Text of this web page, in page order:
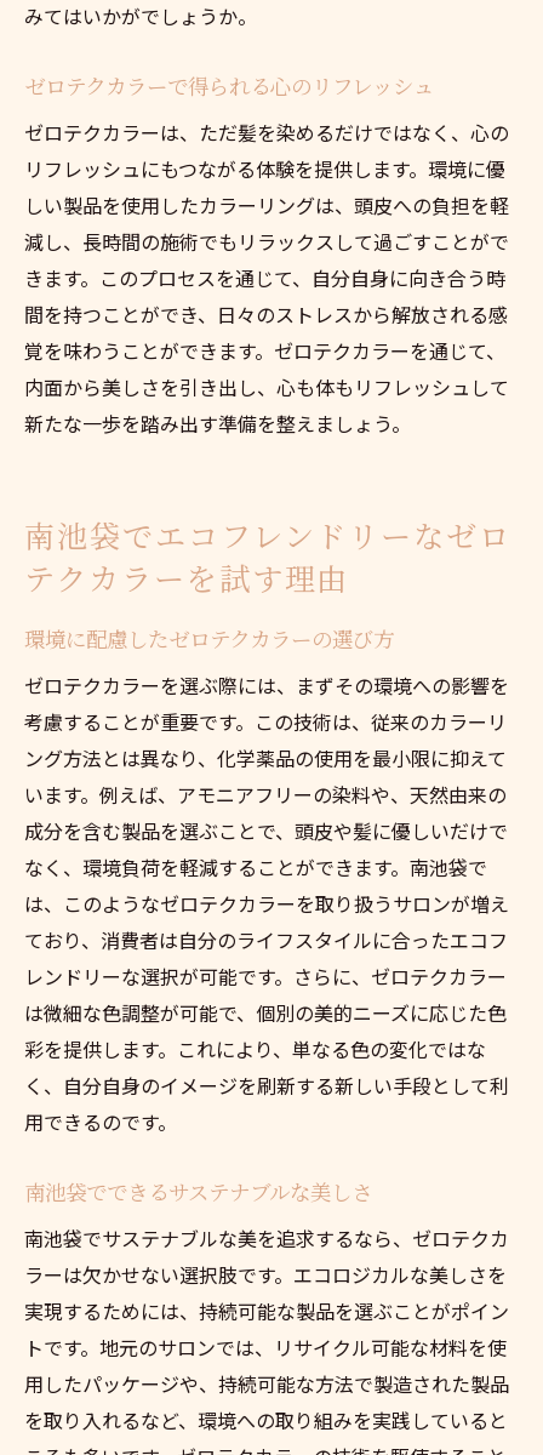
みてはいかがでしょうか。
ゼロテクカラーで得られる心のリフレッシュ
ゼロテクカラーは、ただ髪を染めるだけではなく、心の
リフレッシュにもつながる体験を提供します。環境に優
しい製品を使用したカラーリングは、頭皮への負担を軽
減し、長時間の施術でもリラックスして過ごすことがで
きます。このプロセスを通じて、自分自身に向き合う時
間を持つことができ、日々のストレスから解放される感
覚を味わうことができます。ゼロテクカラーを通じて、
内面から美しさを引き出し、心も体もリフレッシュして
新たな一歩を踏み出す準備を整えましょう。
南池袋でエコフレンドリーなゼロ
テクカラーを試す理由
環境に配慮したゼロテクカラーの選び方
ゼロテクカラーを選ぶ際には、まずその環境への影響を
考慮することが重要です。この技術は、従来のカラーリ
ング方法とは異なり、化学薬品の使用を最小限に抑えて
います。例えば、アモニアフリーの染料や、天然由来の
成分を含む製品を選ぶことで、頭皮や髪に優しいだけで
なく、環境負荷を軽減することができます。南池袋で
は、このようなゼロテクカラーを取り扱うサロンが増え
ており、消費者は自分のライフスタイルに合ったエコフ
レンドリーな選択が可能です。さらに、ゼロテクカラー
は微細な色調整が可能で、個別の美的ニーズに応じた色
彩を提供します。これにより、単なる色の変化ではな
く、自分自身のイメージを刷新する新しい手段として利
用できるのです。
南池袋でできるサステナブルな美しさ
南池袋でサステナブルな美を追求するなら、ゼロテクカ
ラーは欠かせない選択肢です。エコロジカルな美しさを
実現するためには、持続可能な製品を選ぶことがポイン
トです。地元のサロンでは、リサイクル可能な材料を使
用したパッケージや、持続可能な方法で製造された製品
を取り入れるなど、環境への取り組みを実践していると